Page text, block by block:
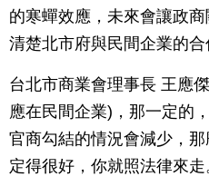
的寒蟬效應，未來會讓政
清楚北市府與民間企業的合
台北市商業會理事長 王應
應在民間企業)，那一定的
官商勾結的情況會減少，
定得很好，你就照法律來走